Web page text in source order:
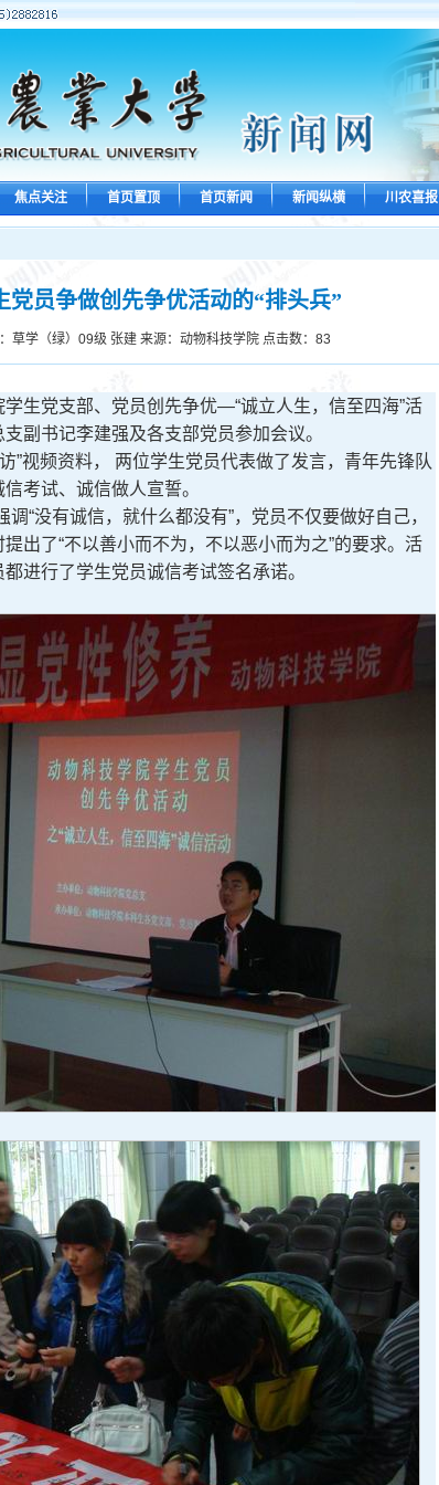
焦点关注 首页置顶 首页新闻 新闻纵横 川农喜报
党员争做创先争优活动的“排头兵”
草学（绿）09级 张建 来源：动物科技学院 点击数： 83
生党支部、党员创先争优—“诚立人生，信至四海”活
副书记李建强及各支部党员参加会议。
”视频资料， 两位学生党员代表做了发言，青年先锋队
考试、诚信做人宣誓。
“没有诚信，就什么都没有”，党员不仅要做好自己，
出了“不以善小而不为，不以恶小而为之”的要求。活
进行了学生党员诚信考试签名承诺。